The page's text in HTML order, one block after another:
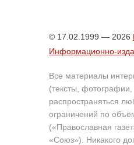
© 17.02.1999 — 2026
Информационно-
Все материалы
(тексты,
распространяться
ограничений по
(«Православная
«Союз»). Никакого